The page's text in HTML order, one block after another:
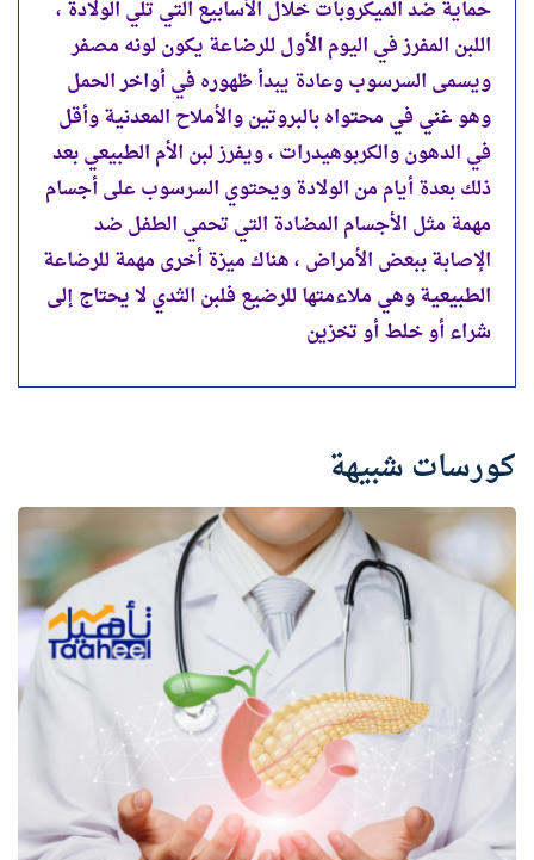
حماية ضد الميكروبات خلال الأسابيع التي تلي الولادة ،
اللبن المفرز في اليوم الأول للرضاعة يكون لونه مصفر
ويسمى السرسوب وعادة يبدأ ظهوره في أواخر الحمل
وهو غني في محتواه بالبروتين والأملاح المعدنية وأقل
في الدهون والكربوهيدرات ، ويفرز لبن الأم الطبيعي بعد
ذلك بعدة أيام من الولادة ويحتوي السرسوب على أجسام
مهمة مثل الأجسام المضادة التي تحمي الطفل ضد
الإصابة ببعض الأمراض ، هناك ميزة أخرى مهمة للرضاعة
الطبيعية وهي ملاءمتها للرضيع فلبن الثدي لا يحتاج إلى
شراء أو خلط أو تخزين
كورسات شبيهة